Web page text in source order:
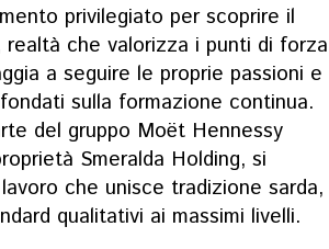
privilegiato per scoprire il
che valorizza i punti di forza
a seguire le proprie passioni e
sulla formazione continua.
del gruppo Moët Hennessy
Smeralda Holding, si
che unisce tradizione sarda,
qualitativi ai massimi livelli.